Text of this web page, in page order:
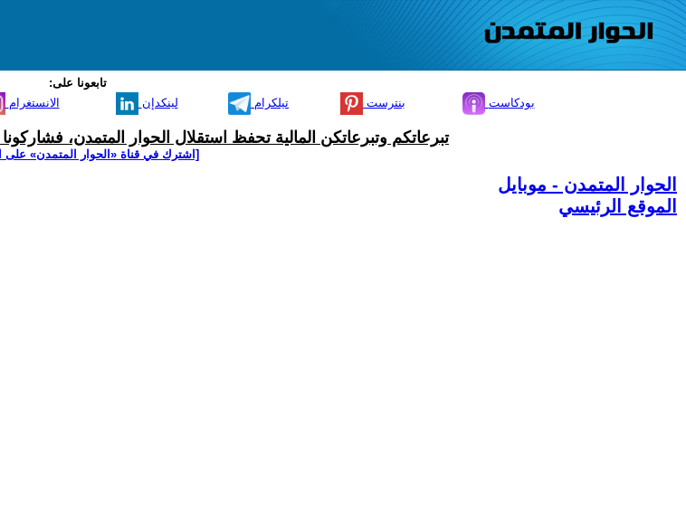
تابعونا على:
الانستغرام لينكدإن تيلكرام بنترست بودكاست
تبرعاتكم وتبرعاتكن المالية تحفظ استقلال الحوار المتمدن،
[اشترك في قناة ‫«الحوار المتمدن» على
الحوار المتمدن - موبايل
الموقع الرئيسي